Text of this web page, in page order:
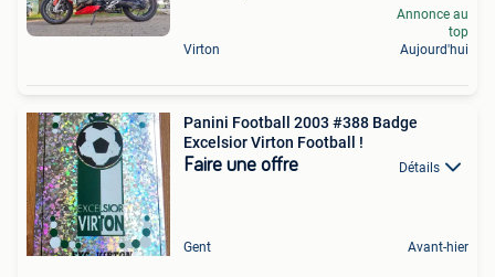
Virton
Annonce au
top
Aujourd'hui
Panini Football 2003 #388 Badge
Excelsior Virton Football !
Faire une offre Détails
Gent Avant-hier